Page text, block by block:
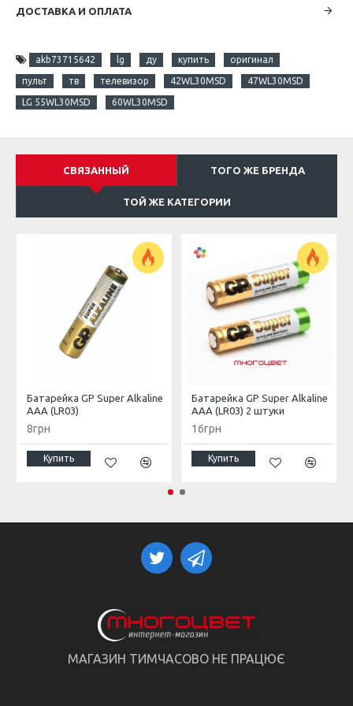
Данная модель имеет большой набор функций и
Он станет отличной заменой сломанному или
утерянному пульту.
моделям телевизоров:
Телевизор LG 42WL30MSD
Телевизор LG 47WL30MSD
Телевизор LG 55WL30MSD
Телевизор LG 60WL30MSD
После приобретения пульта дополнительных
настроек делать не надо, вставив элементы
питания он готов к работе.
Наши рекомендации:
Берегите пульт от попадание влаги;
Не давайте детям в качестве игрушки;
избежание запотевания и окисления контактов;
Не допускайте воздействия на пульт ДУ прямых
солнечных лучей и высоких температур
ДОСТАВКА И ОПЛАТА
akb73715642 lg ду купить оригинал
пульт тв телевизор 42WL30MSD 47WL30MSD
LG 55WL30MSD 60WL30MSD
СВЯЗАННЫЙ ТОГО ЖЕ БРЕНДА
ТОЙ ЖЕ КАТЕГОРИИ
Батарейка GP Super Alkaline
AAA (LR03)
8грн
Купить
Батарейка GP Super Alkaline
AAA (LR03) 2 штуки
16грн
Купить
МАГАЗИН ТИМЧАСОВО НЕ ПРАЦЮЄ